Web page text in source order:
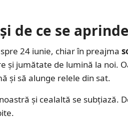
de ce se
24 iunie, chiar în preajma
și jumătate de lumină la noi.
și să alunge relele din sat.
și cealaltă se subțiază.